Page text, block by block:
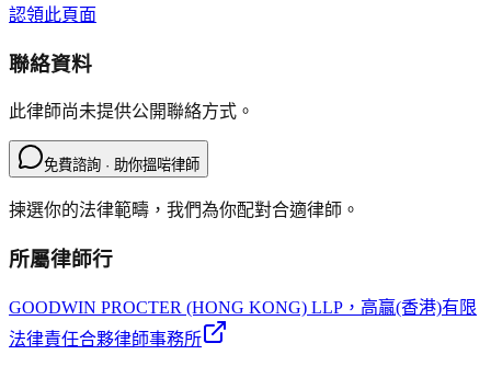
認領此頁面
聯絡資料
此律師尚未提供公開聯絡方式。
免費諮詢 · 助你搵啱律師
揀選你的法律範疇，我們為你配對合適律師。
所屬律師行
GOODWIN PROCTER (HONG KONG) LLP ，高贏(香港)有限
法律責任合夥律師事務所